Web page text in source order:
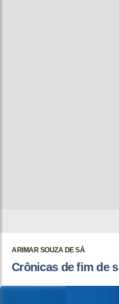
ARIMAR SOUZA DE SÁ
Crônicas de fim de